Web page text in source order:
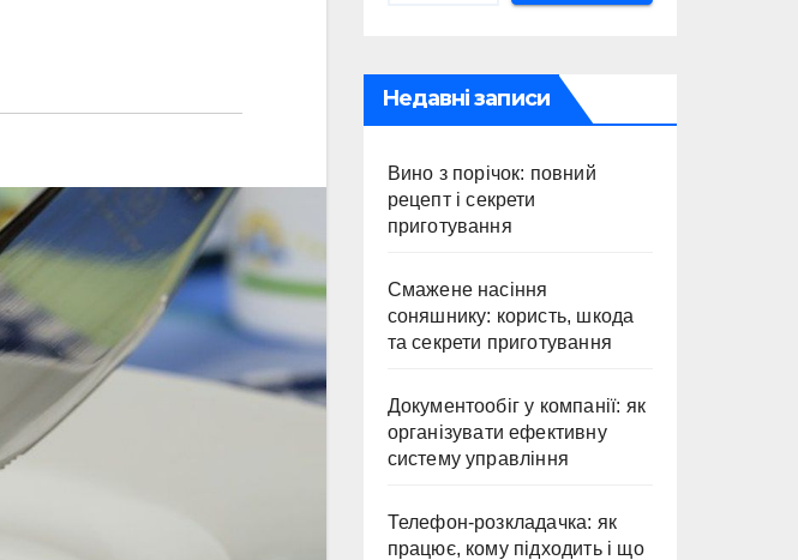
Недавні записи
Вино з порічок: повний
рецепт і секрети
приготування
Смажене насіння
соняшнику: користь, шкода
та секрети приготування
Документообіг у компанії: як
організувати ефективну
систему управління
Телефон-розкладачка: як
працює, кому підходить і що